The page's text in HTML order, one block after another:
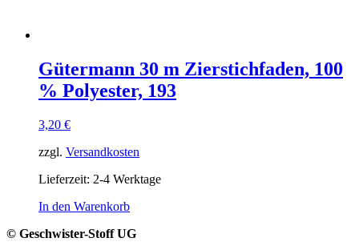
Gütermann 30 m Zierstichfaden, 100
% Polyester, 193
3,20 €
zzgl. Versandkosten
Lieferzeit: 2-4 Werktage
In den Warenkorb
© Geschwister-Stoff UG